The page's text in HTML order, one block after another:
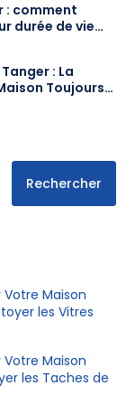
: comment
durée de vie
: La
Toujours
Rechercher
Maison
les Vitres
Maison
les Taches de